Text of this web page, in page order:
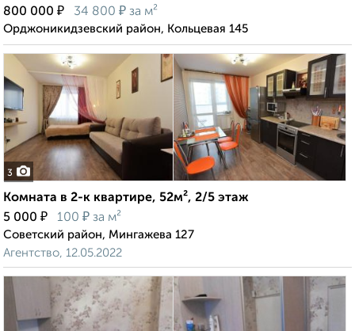
800 000 ₽ 34 800 ₽ за м²
Орджоникидзевский район, Кольцевая 145
3
Комната в 2-к квартире, 52м², 2/5 этаж
5 000 ₽ 100 ₽ за м²
Советский район, Мингажева 127
Агентство, 12.05.2022